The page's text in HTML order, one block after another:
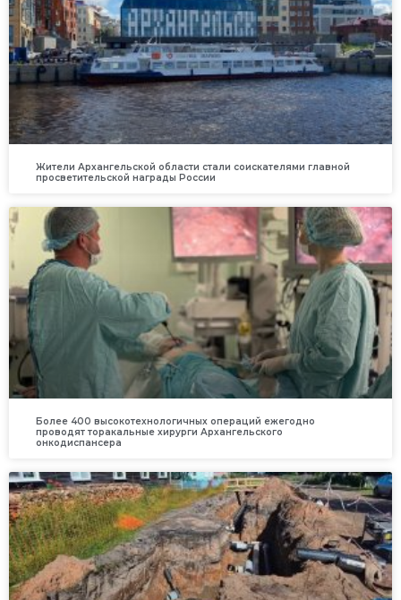
Жители Архангельской области стали соискателями главной
просветительской награды России
Более 400 высокотехнологичных операций ежегодно
проводят торакальные хирурги Архангельского
онкодиспансера